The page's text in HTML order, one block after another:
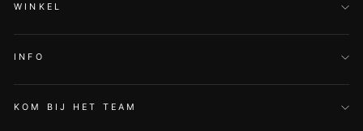
WINKEL
INFO
KOM BIJ HET TEAM